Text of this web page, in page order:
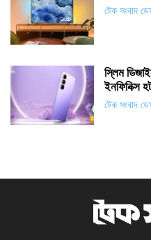
টেক সংবাদ
স্লিম
ইনফিনিক্স
টেক সংবাদ